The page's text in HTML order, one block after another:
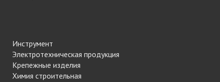
Инструмент
Электротехническая продукция
Крепежные изделия
Химия строительная